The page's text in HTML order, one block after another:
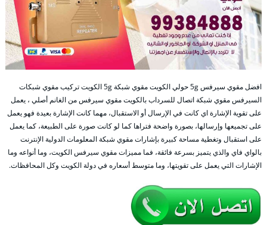
افضل مقوي سيرفس 5g حولي الكويت مقوي شبكة 5g الكويت تركيب مقوي شبكات
السيرفس مقوي شبكة اتصال للسرداب بالكويت مقوي سيرفس من الغانم أصلي ، يعمل
على تقوية الإشارة اي كانت في الإرسال أو الاستقبال، مهما كانت الإشارة بعيدة فهو يعمل
على تجميعها وإرسالها، بصورة واضحة فتراها كما لو كانت صورة على الطبيعة، كما يعمل
على استقبال وتغطية مساحة كبيرة بإشارات مقوي شبكة المعلومات الدولية الإنترنت
بالواي فاي والذي يتميز بسرعة فائقة، فما مميزات مقوي سيرفس الكويت، وما أنواعه وما
الإشارات التي يعمل على تقويتها، وما متوسط أسعاره في دولة الكويت وكل المحافظات.